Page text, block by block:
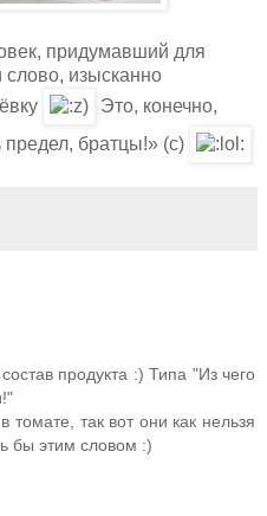
придумавший для
слово, изысканно
Это, конечно,
предел, братцы!» (с)
продукта :) Типа "Из чего
томате, так вот они как нельзя
бы этим словом :)